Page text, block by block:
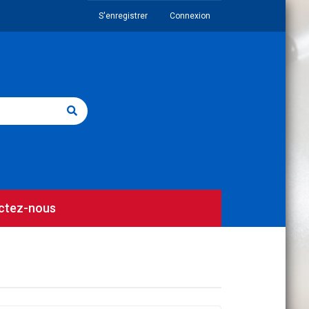
S'enregistrer Connexion
nous